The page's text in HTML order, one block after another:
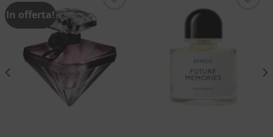
In offerta!
Aggiungi
dei
desideri
desideri